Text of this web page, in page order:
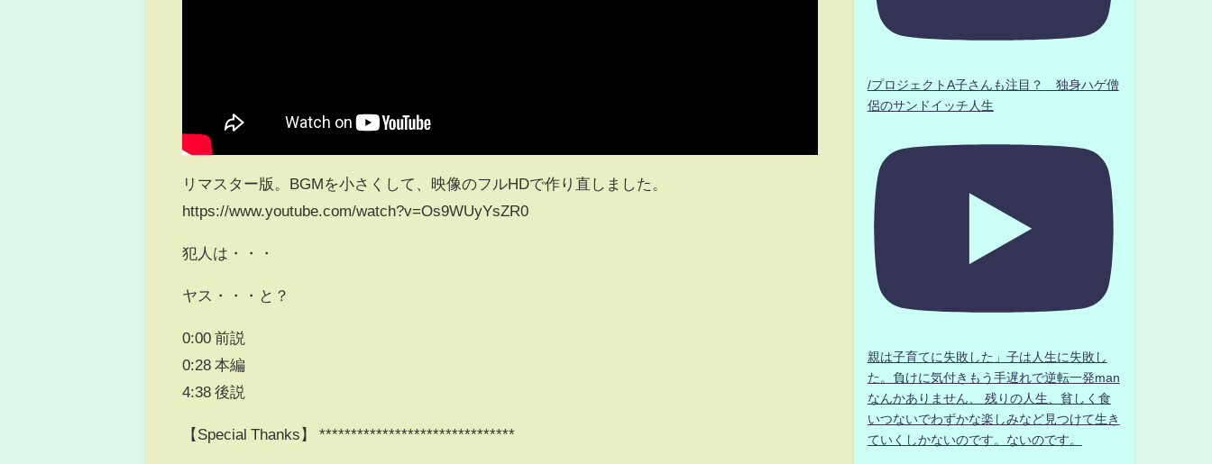
リマスター版。BGMを小さくして、映像のフルHDで作り直しました。
https://www.youtube.com/watch?v=Os9WUyYsZR0
犯人は・・・
ヤス・・・と？
0:00 前説
0:28 本編
4:38 後説
【Special Thanks】 *******************************
/プロジェクトA子さんも注目？ 独身ハゲ僧
侶のサンドイッチ人生
親は子育てに失敗した」子は人生に失敗し
た。負けに気付きもう手遅れで逆転一発man
なんかありません、 残りの人生、貧しく食
いつないでわずかな楽しみなど見つけて生き
ていくしかないのです。ないのです。